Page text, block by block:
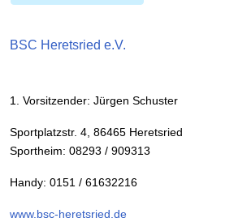
BSC Heretsried e.V.
1. Vorsitzender: Jürgen Schuster
Sportplatzstr. 4, 86465 Heretsried
Sportheim: 08293 / 909313
Handy: 0151 / 61632216
www.bsc-heretsried.de